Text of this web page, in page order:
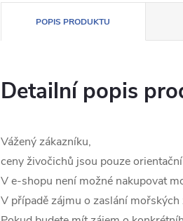
POPIS PRODUKTU
Detailní popis
Vážený zákazníku,
ceny živočichů jsou pouze
V e-shopu není možné nakupovat
V případě zájmu o zaslání